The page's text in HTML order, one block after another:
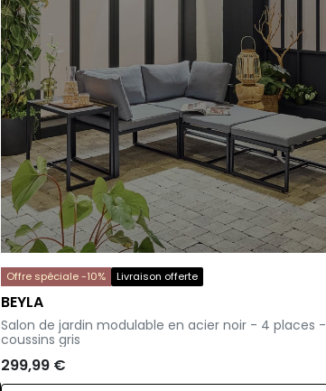
Offre spéciale -10% Livraison offerte
BEYLA
–
Salon de jardin modulable en acier noir - 4 places -
coussins gris
299,99 €